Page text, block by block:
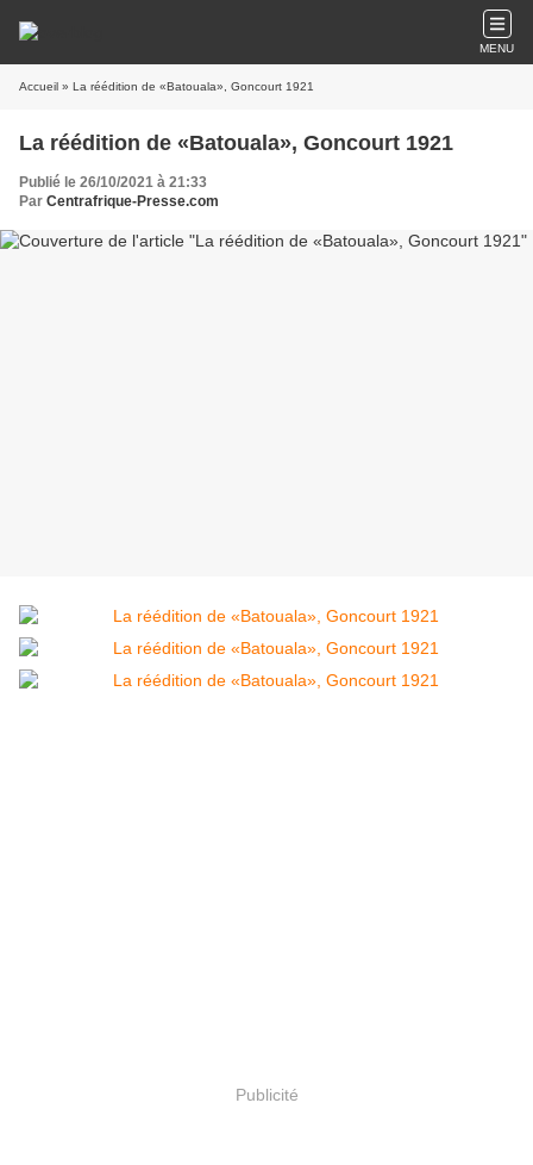
MENU
Accueil » La réédition de «Batouala», Goncourt 1921
La réédition de «Batouala», Goncourt 1921
Publié le 26/10/2021 à 21:33
Par Centrafrique-Presse.com
Publicité